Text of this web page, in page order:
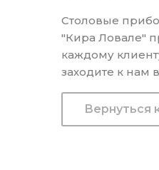
Столовые
"Кира Ловале"
каждому
заходите к нам
Вернуться